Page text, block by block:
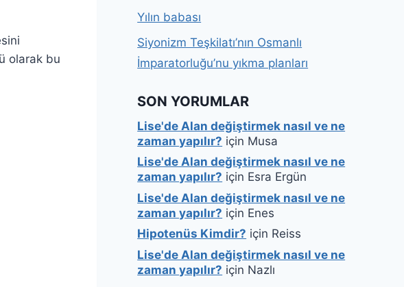
olarak bu
Yılın babası
Siyonizm Teşkilatı’nın Osmanlı
İmparatorluğu’nu yıkma planları
SON YORUMLAR
Lise'de Alan değiştirmek nasıl ve ne
zaman yapılır? için Musa
Lise'de Alan değiştirmek nasıl ve ne
zaman yapılır? için Esra Ergün
Lise'de Alan değiştirmek nasıl ve ne
zaman yapılır? için Enes
Hipotenüs Kimdir? için Reiss
Lise'de Alan değiştirmek nasıl ve ne
zaman yapılır? için Nazlı